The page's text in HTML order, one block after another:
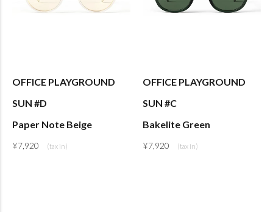
OFFICE PLAYGROUND
SUN #D
Paper Note Beige
¥7,920
OFFICE PLAYGROUND
SUN #C
Bakelite Green
¥7,920